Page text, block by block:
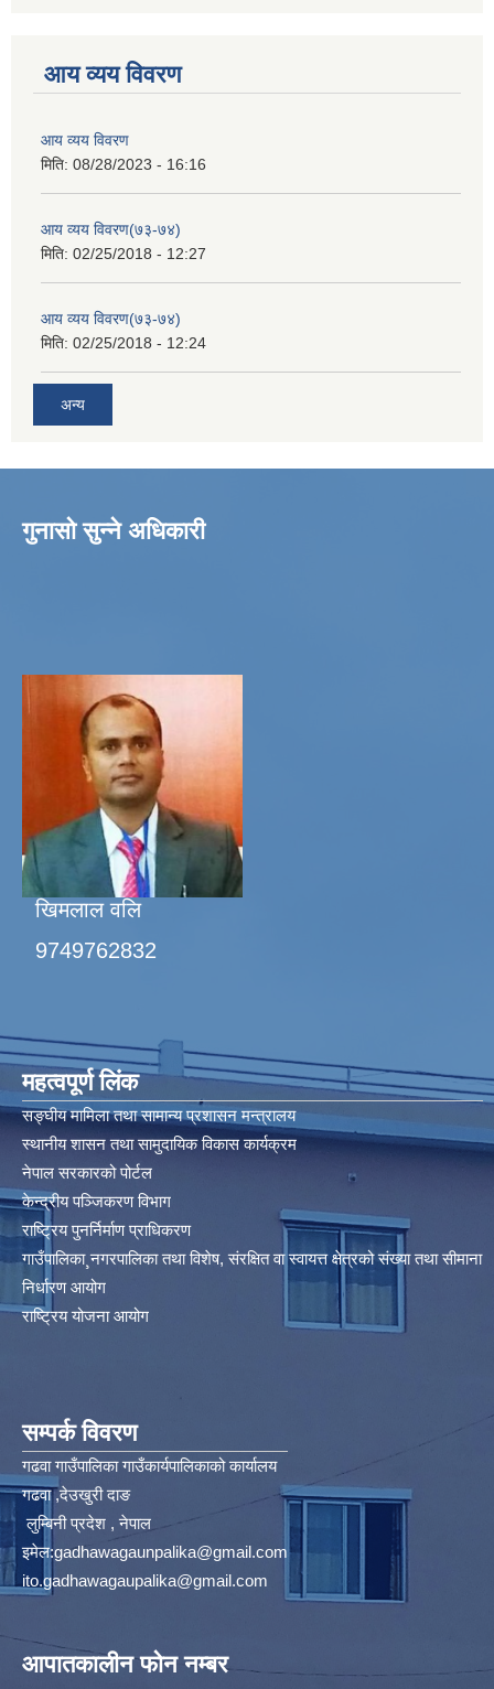
आय व्यय विवरण
आय व्यय विवरण
मिति: 08/28/2023 - 16:16
आय व्यय विवरण(७३-७४)
मिति: 02/25/2018 - 12:27
आय व्यय विवरण(७३-७४)
मिति: 02/25/2018 - 12:24
अन्य
गुनासो सुन्ने अधिकारी
खिमलाल वलि
9749762832
महत्वपूर्ण लिंक
सङ्घीय मामिला तथा सामान्य प्रशासन मन्त्रालय
स्थानीय शासन तथा सामुदायिक विकास कार्यक्रम
नेपाल सरकारको पोर्टल
केन्द्रीय पञ्जिकरण विभाग
राष्ट्रिय पुनर्निर्माण प्राधिकरण
गाउँपालिका¸नगरपालिका तथा विशेष, संरक्षित वा स्वायत्त क्षेत्रको संख्या तथा सीमाना
निर्धारण आयोग​
राष्ट्रिय योजना आयोग
सम्पर्क विवरण
गढवा गाउँपालिका गाउँकार्यपालिकाको कार्यालय
गढवा ,देउखुरी दाङ
लुम्बिनी प्रदेश , नेपाल
इमेल:gadhawagaunpalika@gmail.com
ito.gadhawagaupalika@gmail.com
आपातकालीन फोन नम्बर